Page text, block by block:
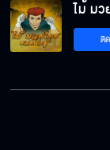
ไม้ ม
ติ